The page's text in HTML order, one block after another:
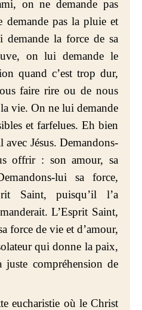
on ne demande pas
demande pas la pluie et
la force de sa
on lui demande le
quand c’est trop dur,
faire rire ou de nous
vie. On ne lui demande
et farfelues. Eh bien
avec Jésus. Demandons-
offrir : son amour, sa
lui sa force,
Saint, puisqu’il l’a
L’Esprit Saint,
force de vie et d’amour,
qui donne la paix,
compréhension de
eucharistie où le Christ